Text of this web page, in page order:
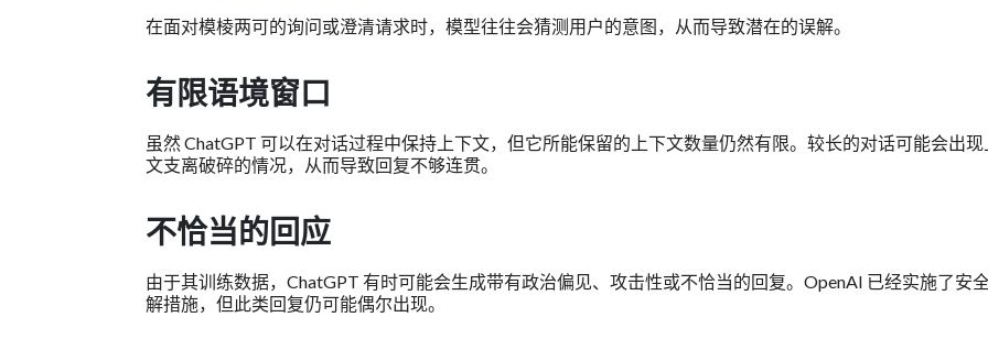
在面对模棱两可的询问或澄清请求时，模型往往会猜测用户的意图，从而导致潜在的误解。
有限语境窗口
虽然 ChatGPT 可以在对话过程中保持上下文，但它所能保留的上下文数量仍然有限。较长的对话可能会出现
文支离破碎的情况，从而导致回复不够连贯。
不恰当的回应
由于其训练数据，ChatGPT 有时可能会生成带有政治偏见、攻击性或不恰当的回复。OpenAI 已经实施了安
解措施，但此类回复仍可能偶尔出现。